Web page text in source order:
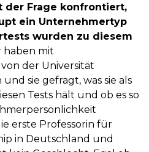
der Frage konfrontiert,
ein Unternehmertyp
wurden zu diesem
haben mit
der Universität
sie gefragt, was sie als
Tests hält und ob es so
erste Professorin für
in Deutschland und